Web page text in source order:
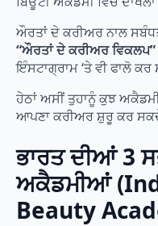
ਔਰਤਾਂ ਦੇ ਕਰੀਅਰ ਨਾਲ
“ਔਰਤਾਂ ਦੇ ਕਰੀਅਰ ਵਿਕਲਪ”
ਇੰਸਟਾਗ੍ਰਾਮ ‘ਤੇ ਵੀ ਫਾਲੋ
ਹੇਠਾਂ ਅਸੀਂ ਤੁਹਾਨੂੰ ਕੁਝ
ਆਪਣਾ ਕਰੀਅਰ ਸ਼ੁਰੂ ਕਰ
ਭਾਰਤ ਦੀਆਂ 3
ਅਕੈਡਮੀਆਂ
Beauty